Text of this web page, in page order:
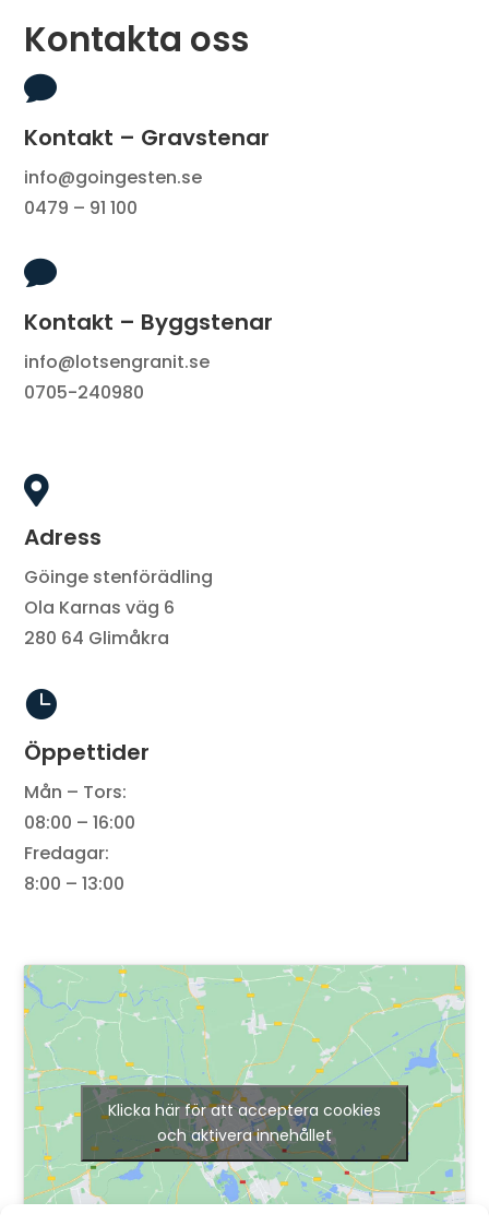
Kontakta oss

Kontakt – Gravstenar
info@goingesten.se
0479 – 91 100

Kontakt – Byggstenar
info@lotsengranit.se
0705-240980

Adress
Göinge stenförädling
Ola Karnas väg 6
280 64 Glimåkra

Öppettider
Mån – Tors:
08:00 – 16:00
Fredagar:
8:00 – 13:00
Klicka här för att acceptera cookies
och aktivera innehållet